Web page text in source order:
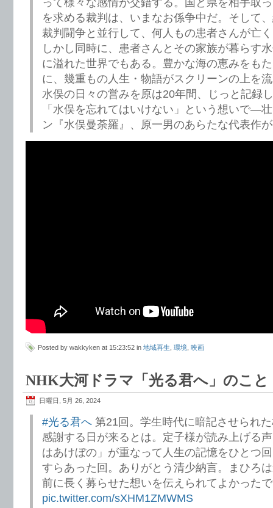
を求める裁判は、いまなお係争中だ。そして
裁判闘争と並行して、何人もの患者さんが亡
しかし同時に、患者さんとその家族が暮らす
に溢れた世界でもある。豊かな海の恵みをも
に、幾重もの人生・物語がスクリーンの上を
水俣の日々の営みを原は20年間、じっと記録
「水俣を忘れてはいけない」という想いで―
ン『水俣曼荼羅』、原一男のあらたな代表作
Posted by wakkyken at 15:23:52 in 地域再生 環境 映画
NHK大河ドラマ「光る君へ」のこと
日曜日, 5月 26, 2024
#光る君へ 第21回。学生時代に暗記させられ
感謝する日が来るとは。定子様が読み上げる
はあけぼの」が重なって人生の記憶をひとつ
すらあった回。ありがとう清少納言。まひろ
前に長く募らせた想いを伝えられてよかった
pic.twitter.com/sXHM1ZMWMS